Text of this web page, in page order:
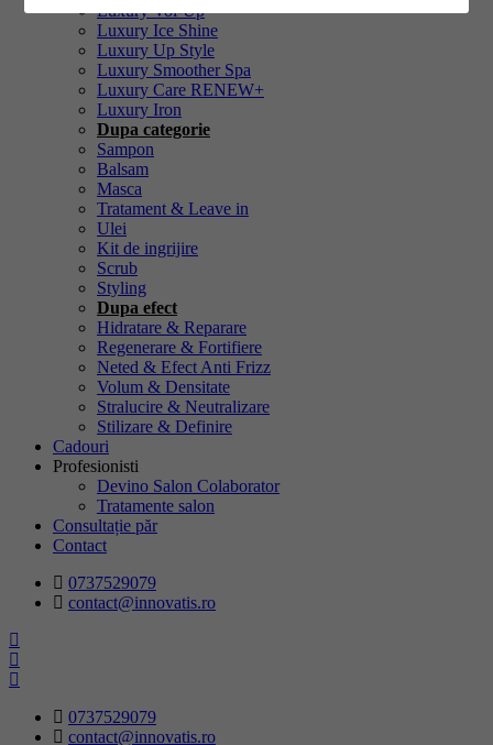
Luxury Vol-Up
Luxury Ice Shine
Luxury Up Style
Luxury Smoother Spa
Luxury Care RENEW+
Luxury Iron
Dupa categorie
Sampon
Balsam
Masca
Tratament & Leave in
Ulei
Kit de ingrijire
Scrub
Styling
Dupa efect
Hidratare & Reparare
Regenerare & Fortifiere
Neted & Efect Anti Frizz
Volum & Densitate
Stralucire & Neutralizare
Stilizare & Definire
Cadouri
Profesionisti
Devino Salon Colaborator
Tratamente salon
Consultație păr
Contact
0737529079
contact@innovatis.ro
0737529079
contact@innovatis.ro